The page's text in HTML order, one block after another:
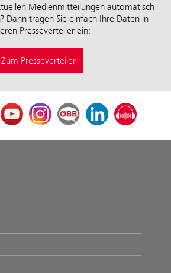
Medienmitteilungen automatisch
Dann tragen Sie einfach Ihre Daten in
Presseverteiler ein:
Zum Presseverteiler
YoutubeInstagramÖBB Corporate Blog
LinkedInPodcast